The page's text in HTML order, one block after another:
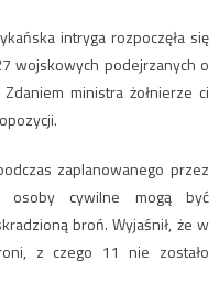
intryga rozpoczęła się
wojskowych podejrzanych o
ministra żołnierze ci
zaplanowanego przez
osoby cywilne mogą być
broń. Wyjaśnił, że w
z czego 11 nie zostało